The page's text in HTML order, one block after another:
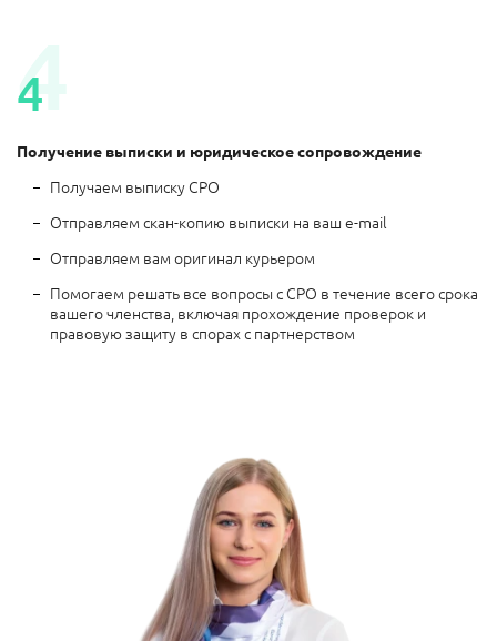
Получение выписки и юридическое сопровождение
Получаем выписку СРО
Отправляем скан-копию выписки на ваш e-mail
Отправляем вам оригинал курьером
Помогаем решать все вопросы с СРО в течение всего срока
вашего членства, включая прохождение проверок и
правовую защиту в спорах с партнерством